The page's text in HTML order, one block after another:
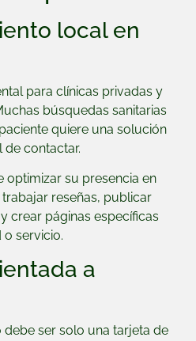
local en
para clínicas privadas y
búsquedas sanitarias
quiere una solución
de contactar.
optimizar su presencia en
reseñas, publicar
crear páginas específicas
servicio.
a
debe ser solo una tarjeta de